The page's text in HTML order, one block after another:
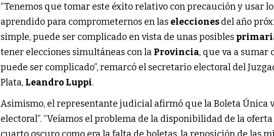
“Tenemos que tomar este éxito relativo con precaución y usar
aprendido para comprometernos en las eleccionesdel año
simple, puede ser complicado en vista de unas posibles
tener elecciones simultáneas con la Provincia, que va a sumar
puede ser complicado”, remarcó el secretario electoral del
Plata, Leandro Luppi.
Asimismo, el representante judicial afirmó que la Boleta Única
electoral”. “Veíamos el problema de la disponibilidad de la